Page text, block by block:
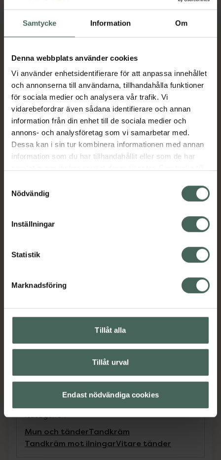
Samtycke Information Om
Denna webbplats använder cookies
Vi använder enhetsidentifierare för att anpassa innehållet
och annonserna till användarna, tillhandahålla funktioner
för sociala medier och analysera vår trafik. Vi
vidarebefordrar även sådana identifierare och annan
information från din enhet till de sociala medier och
annons- och analysföretag som vi samarbetar med.
Dessa kan i sin tur kombinera informationen med annan
information som du har tillhandahållit eller som de har
återkalla ditt samtycke via webbplatsens
cookieinställningar. Ett återkallat samtycke påverkar inte
lagligheten av behandling som skett innan återkallelsen.
Nödvändig
Inställningar
Statistik
Marknadsföring
Tillåt alla
Tillåt urval
Endast nödvändiga cookies
Köp båda för:72,10 kr
Köp båda
Medicinteknisk produkt.
Tillverkaren garanterar genom
CE-märkning att produkten är
säker att använda och uppfyller
gällande krav.
på dina tänder, ge ett varaktigt skydd mot
Tandkrämen innehåller NovaMin som bygger
ett reparerande lager över sårbara områden i
NovaMin, är en unik kliniskt testad
byggstenar som tänder.
områderna på tänderna. Borsta två gånger
dagligen för långvarigt skydd mot ilningar.
Jämförpris 826,67 kr/l
05054563097545
Kategorier:
Mun och tänderTandkräm
Tandkräm mot ilningarVitare tänder